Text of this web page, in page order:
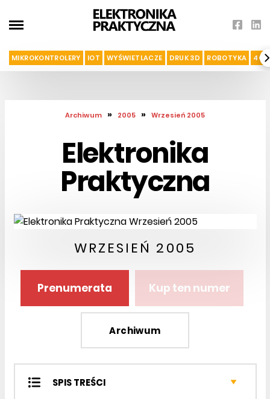
MIKROKONTROLERY IOT WYŚWIETLACZE DRUK 3D ROBOTYKA 4G I
Archiwum » 2005 » Wrzesień 2005
Elektronika
Praktyczna
WRZESIEŃ 2005
Prenumerata Kup ten numer
Archiwum
SPIS TREŚCI